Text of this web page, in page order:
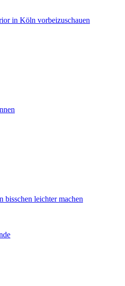
in Köln vorbeizuschauen
bisschen leichter machen